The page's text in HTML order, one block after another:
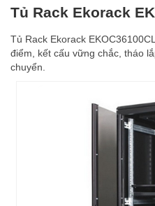
Tủ Rack Ekorack
Tủ Rack Ekorack
điểm, kết cấu vững chắc, tháo
chuyển.